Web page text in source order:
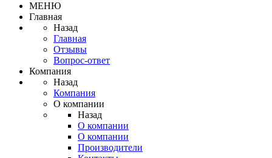
МЕНЮ
Главная
Назад
Главная
Отзывы
Вопрос-ответ
Компания
Назад
Компания
О компании
Назад
О компании
О компании
Производители